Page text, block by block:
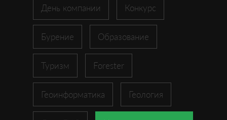
День компании Конкурс
Бурение Образование
Туризм Forester
Геоинформатика Геология